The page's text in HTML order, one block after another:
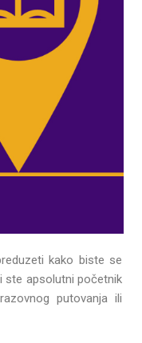
kako biste se
ste apsolutni početnik
putovanja ili